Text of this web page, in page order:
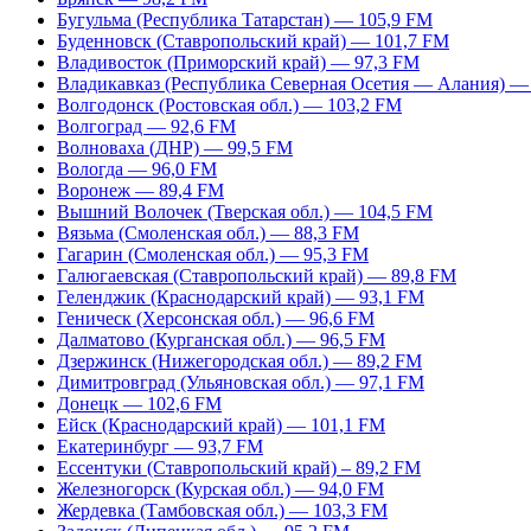
Бугульма (Республика Татарстан) — 105,9 FM
Буденновск (Ставропольский край) — 101,7 FM
Владивосток (Приморский край) — 97,3 FM
Владикавказ (Республика Северная Осетия — Алания)
Волгодонск (Ростовская обл.) — 103,2 FM
Волгоград — 92,6 FM
Волноваха (ДНР) — 99,5 FM
Вологда — 96,0 FM
Воронеж — 89,4 FM
Вышний Волочек (Тверская обл.) — 104,5 FM
Вязьма (Смоленская обл.) — 88,3 FM
Гагарин (Смоленская обл.) — 95,3 FM
Галюгаевская (Ставропольский край) — 89,8 FM
Геленджик (Краснодарский край) — 93,1 FM
Геническ (Херсонская обл.) — 96,6 FM
Далматово (Курганская обл.) — 96,5 FM
Дзержинск (Нижегородская обл.) — 89,2 FM
Димитровград (Ульяновская обл.) — 97,1 FM
Донецк — 102,6 FM
Ейск (Краснодарский край) — 101,1 FM
Екатеринбург — 93,7 FM
Ессентуки (Ставропольский край) – 89,2 FM
Железногорск (Курская обл.) — 94,0 FM
Жердевка (Тамбовская обл.) — 103,3 FM